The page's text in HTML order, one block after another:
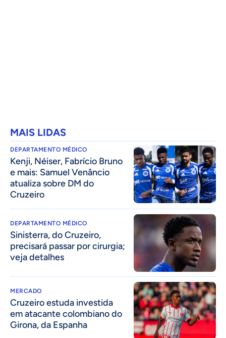
MAIS LIDAS
DEPARTAMENTO MÉDICO
Kenji, Néiser, Fabrício Bruno
e mais: Samuel Venâncio
atualiza sobre DM do
Cruzeiro
DEPARTAMENTO MÉDICO
Sinisterra, do Cruzeiro,
precisará passar por cirurgia;
veja detalhes
MERCADO
Cruzeiro estuda investida
em atacante colombiano do
Girona, da Espanha